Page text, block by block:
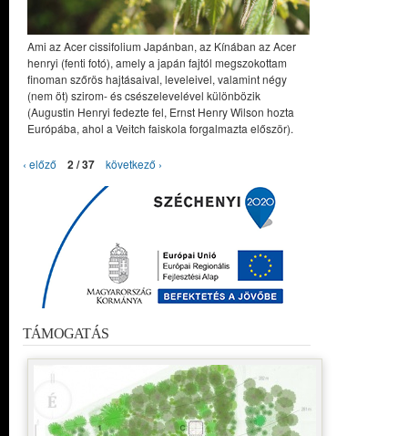
Ami az Acer cissifolium Japánban, az Kínában az Acer
henryi (fenti fotó), amely a japán fajtól megszokottam
finoman szőrös hajtásaival, leveleivel, valamint négy
(nem öt) szirom- és csészelevelével különbözik
(Augustin Henryi fedezte fel, Ernst Henry Wilson hozta
Európába, ahol a Veitch faiskola forgalmazta először).
‹ előző 2 / 37 következő ›
TÁMOGATÁS